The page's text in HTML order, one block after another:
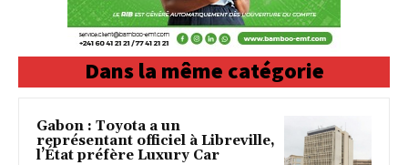
Dans la même catégorie
Gabon : Toyota a un
représentant officiel à Libreville,
l’État préfère Luxury Car